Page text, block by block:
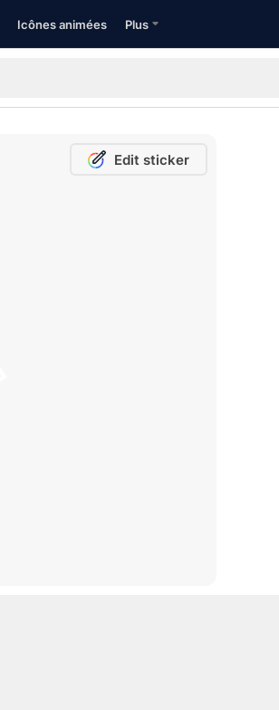
Icônes animées Plus
Edit sticker